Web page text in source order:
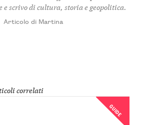
scrivo di cultura, storia e geopolitica.
Articolo di Martina
correlati
GUIDE